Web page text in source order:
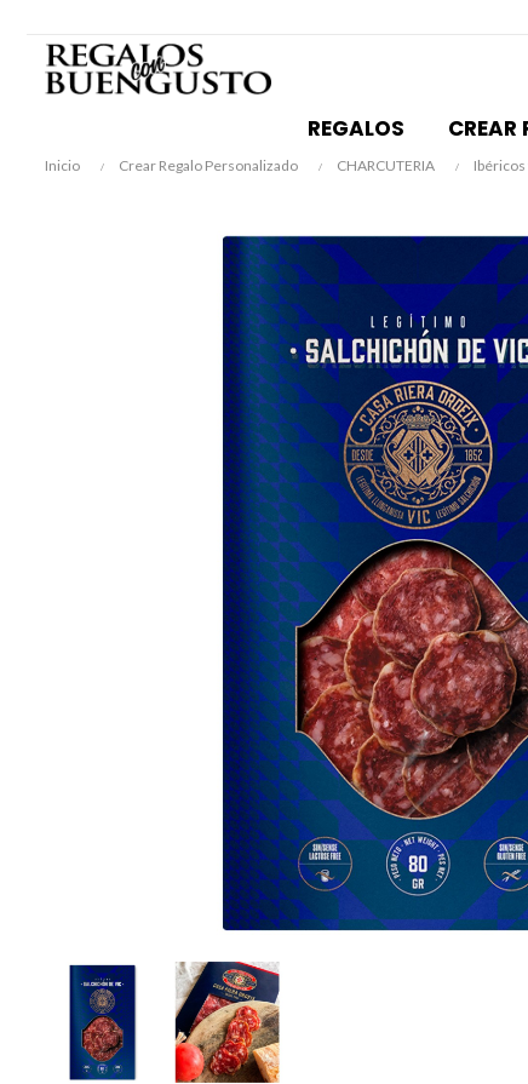
REGALOS CREAR
Inicio Crear Regalo Personalizado CHARCUTERIA